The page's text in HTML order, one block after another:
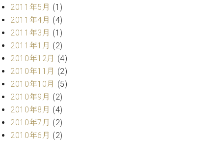
紹
介
調
料
金
表
お
問
合
わ
せ
2011年5月 (1)
2011年4月 (4)
2011年3月 (1)
2011年1月 (2)
2010年12月 (4)
2010年11月 (2)
2010年10月 (5)
2010年9月 (2)
2010年8月 (4)
2010年7月 (2)
2010年6月 (2)